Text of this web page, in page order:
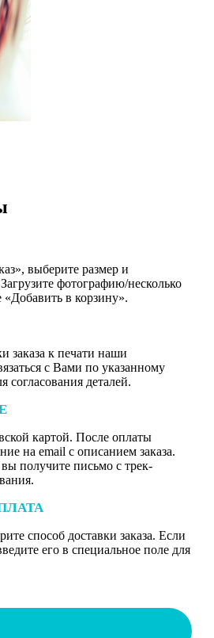
выберите размер и
фотографию/несколько
в корзину».
заказа к печати наши
с Вами по указанному
согласования деталей.
картой. После оплаты
на email с описанием заказа.
получите письмо с трек-
способ доставки заказа. Если
его в специальное поле для